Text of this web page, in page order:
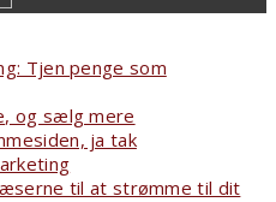
Tjen penge som
og sælg mere
ja tak
til at strømme til dit